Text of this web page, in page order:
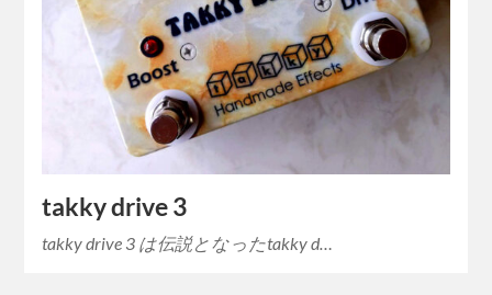
takky drive 3
takky drive 3 は伝説となったtakky d…